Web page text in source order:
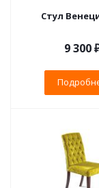
Стул
9 300